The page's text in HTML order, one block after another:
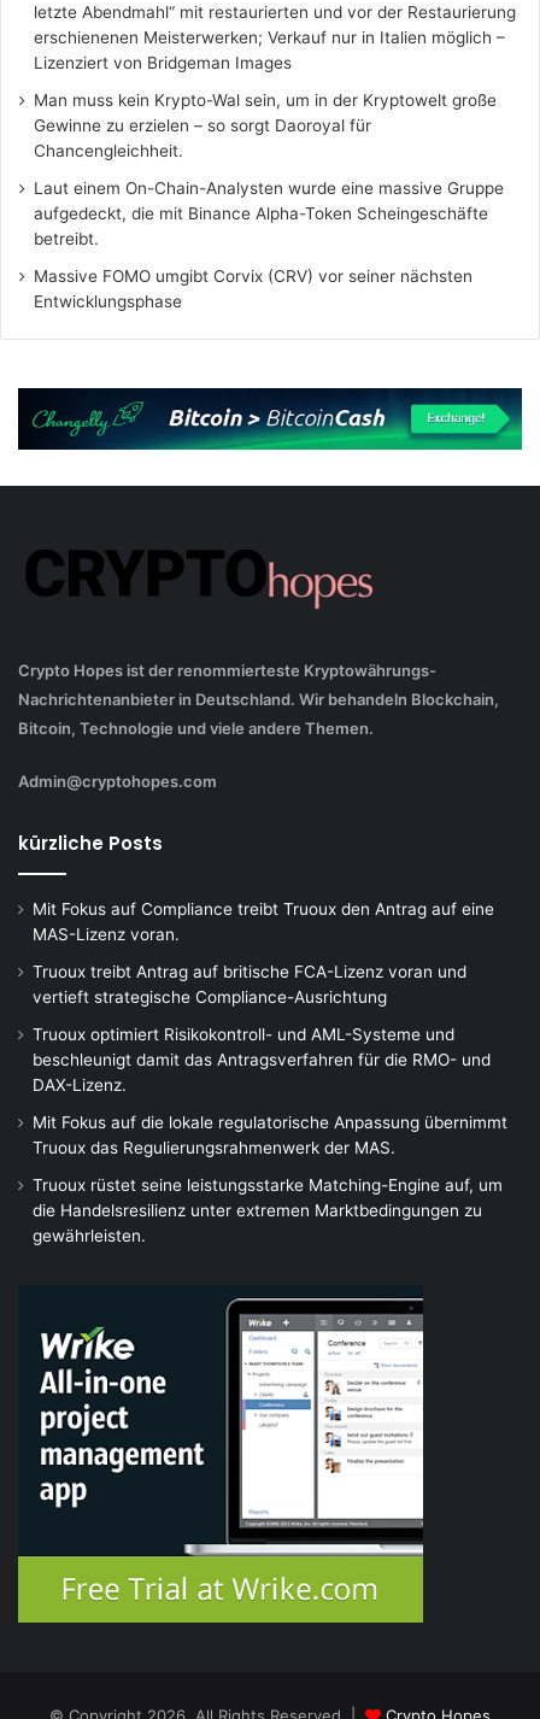
letzte Abendmahl“ mit restaurierten und vor der Restaurierung
erschienenen Meisterwerken; Verkauf nur in Italien möglich –
Lizenziert von Bridgeman Images
Man muss kein Krypto-Wal sein, um in der Kryptowelt große
Gewinne zu erzielen – so sorgt Daoroyal für
Chancengleichheit.
Laut einem On-Chain-Analysten wurde eine massive Gruppe
aufgedeckt, die mit Binance Alpha-Token Scheingeschäfte
betreibt.
Massive FOMO umgibt Corvix (CRV) vor seiner nächsten
Entwicklungsphase
Crypto Hopes ist der renommierteste Kryptowährungs-
Nachrichtenanbieter in Deutschland. Wir behandeln Blockchain,
Bitcoin, Technologie und viele andere Themen.
Admin@cryptohopes.com
kürzliche Posts
Mit Fokus auf Compliance treibt Truoux den Antrag auf eine
MAS-Lizenz voran.
Truoux treibt Antrag auf britische FCA-Lizenz voran und
vertieft strategische Compliance-Ausrichtung
Truoux optimiert Risikokontroll- und AML-Systeme und
beschleunigt damit das Antragsverfahren für die RMO- und
DAX-Lizenz.
Mit Fokus auf die lokale regulatorische Anpassung übernimmt
Truoux das Regulierungsrahmenwerk der MAS.
Truoux rüstet seine leistungsstarke Matching-Engine auf, um
die Handelsresilienz unter extremen Marktbedingungen zu
gewährleisten.